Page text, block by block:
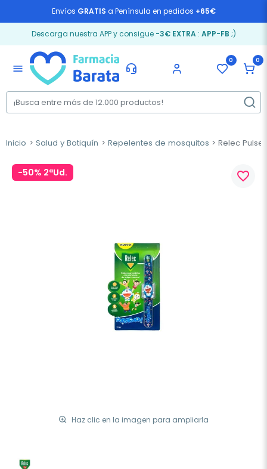
Envíos GRATIS a Península en pedidos +65€
Descarga nuestra APP y consigue -3€ EXTRA: APP-FB ;)
menu
0 0
Inicio Salud y Botiquín Repelentes de mosquitos Relec
-50% 2ªUd.
Haz clic en la imagen para ampliarla
favorite_border